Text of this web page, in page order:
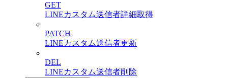
GET
LINEカスタム送信者詳細取得
PATCH
LINEカスタム送信者更新
DEL
LINEカスタム送信者削除